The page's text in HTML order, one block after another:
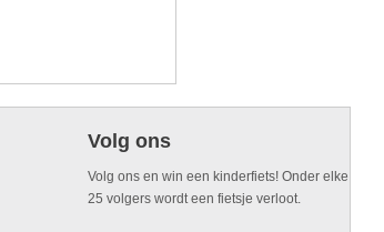
Volg ons
Volg ons en win een kinderfiets! Onder elke
25 volgers wordt een fietsje verloot.